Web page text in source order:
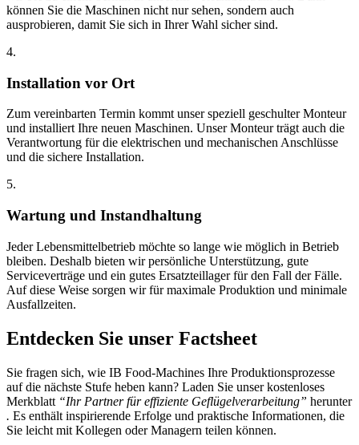
können Sie die Maschinen nicht nur sehen, sondern auch
ausprobieren, damit Sie sich in Ihrer Wahl sicher sind.
4.
Installation vor Ort
Zum vereinbarten Termin kommt unser speziell geschulter Monteur
und installiert Ihre neuen Maschinen. Unser Monteur trägt auch die
Verantwortung für die elektrischen und mechanischen Anschlüsse
und die sichere Installation.
5.
Wartung und Instandhaltung
Jeder Lebensmittelbetrieb möchte so lange wie möglich in Betrieb
bleiben. Deshalb bieten wir persönliche Unterstützung, gute
Serviceverträge und ein gutes Ersatzteillager für den Fall der Fälle.
Auf diese Weise sorgen wir für maximale Produktion und minimale
Ausfallzeiten.
Entdecken Sie unser Factsheet
Sie fragen sich, wie IB Food-Machines Ihre Produktionsprozesse
auf die nächste Stufe heben kann? Laden Sie unser kostenloses
Merkblatt “Ihr Partner für effiziente Geflügelverarbeitung” herunter
. Es enthält inspirierende Erfolge und praktische Informationen, die
Sie leicht mit Kollegen oder Managern teilen können.